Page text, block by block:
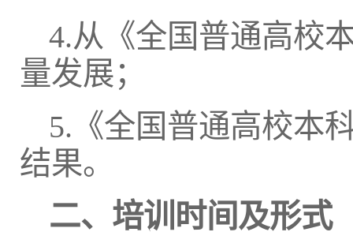
4.从《全国普通高校
量发展；
5.《全国普通高校本
结果。
二、培训时间及形式